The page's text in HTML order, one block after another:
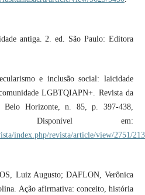
antiga. 2. ed. São Paulo: Editora
e inclusão social: laicidade
LGBTQIAPN+. Revista da
Belo Horizonte, n. 85, p. 397-438,
Disponível em:
index.php/revista/article/view/2751/
Luiz Augusto; DAFLON, Verônica
Ação afirmativa: conceito, história